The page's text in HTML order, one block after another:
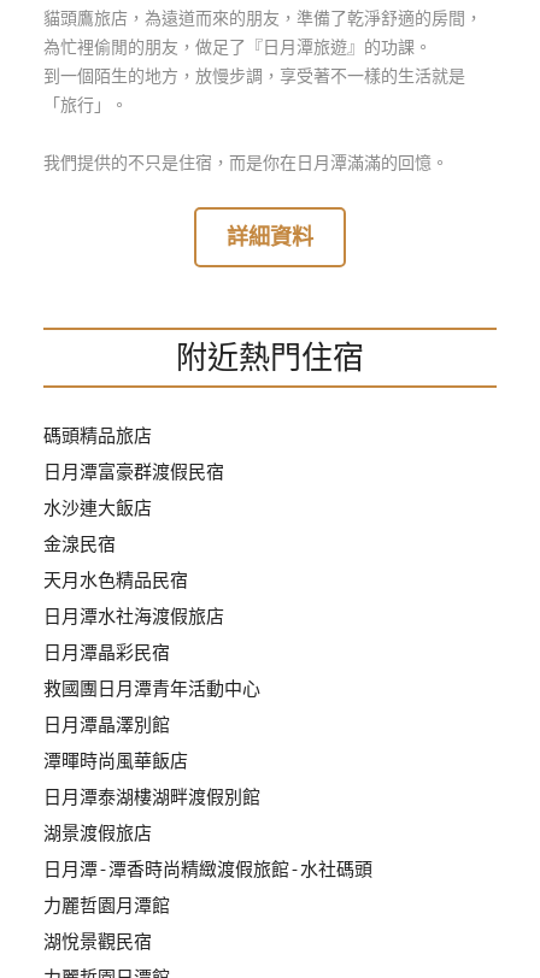
圖
顧
客
度
單
管
會
員
戶
客
服
聯
絡
單
Line
​​貓頭鷹旅店，為遠道而來的朋友，準備了乾淨舒適的房間，
為忙裡偷閒的朋友，做足了『日月潭旅遊』的功課。
​到一個陌生的地方，放慢步調，享受著不一樣的生活就是
「旅行」。
​我們提供的不只是住宿，而是你在日月潭滿滿的回憶。
詳細資料
附近熱門住宿
碼頭精品旅店
日月潭富豪群渡假民宿
水沙連大飯店
金湶民宿
天月水色精品民宿
日月潭水社海渡假旅店
日月潭晶彩民宿
救國團日月潭青年活動中心
日月潭晶澤別館
潭暉時尚風華飯店
日月潭泰湖樓湖畔渡假別館
湖景渡假旅店
日月潭-潭香時尚精緻渡假旅館-水社碼頭
力麗哲園月潭館
湖悅景觀民宿